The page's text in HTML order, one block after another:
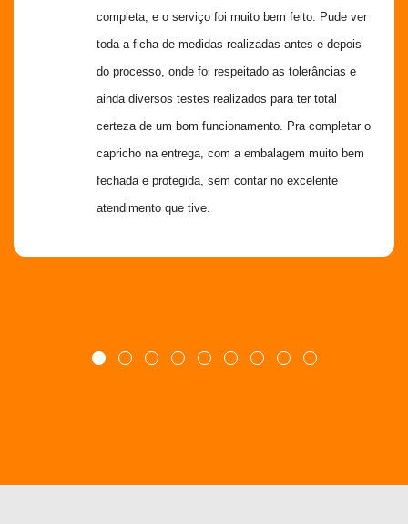
completa, e o serviço foi muito bem feito. Pude ver
toda a ficha de medidas realizadas antes e depois
do processo, onde foi respeitado as tolerâncias e
ainda diversos testes realizados para ter total
certeza de um bom funcionamento. Pra completar o
capricho na entrega, com a embalagem muito bem
fechada e protegida, sem contar no excelente
atendimento que tive.